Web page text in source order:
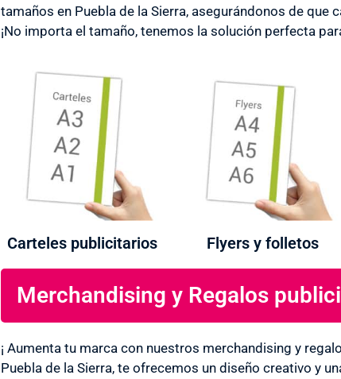
tamaños en Puebla de la Sierra, asegurándonos de
¡No importa el tamaño, tenemos la solución perfecta
Carteles publicitarios Flyers y folletos
Merchandising y Regalos
¡ Aumenta tu marca con nuestros merchandising y
Puebla de la Sierra, te ofrecemos un diseño creativo y